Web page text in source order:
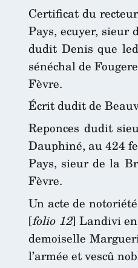
Certificat du
Pays, ecuyer, sieur
dudit Denis que
sénéchal de
Fèvre.
Écrit dudit de
Reponces dudit
Dauphiné, au 424
Pays, sieur de la
Fèvre.
Un acte de
[folio 12] Landivi
demoiselle
l’armée et vescû